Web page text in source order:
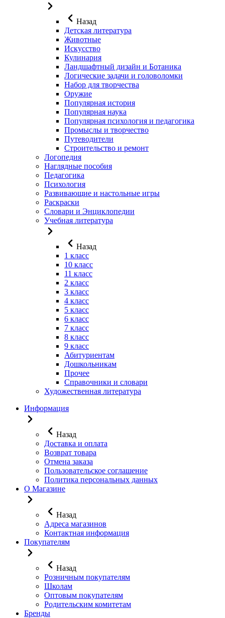
Назад
Детская литература
Животные
Искусство
Кулинария
Ландшафтный дизайн и Ботаника
Логические задачи и головоломки
Набор для творчества
Оружие
Популярная история
Популярная наука
Популярная психология и педагогика
Промыслы и творчество
Путеводители
Строительство и ремонт
Логопедия
Наглядные пособия
Педагогика
Психология
Развивающие и настольные игры
Раскраски
Словари и Энциклопедии
Учебная литература
Назад
1 класс
10 класс
11 класс
2 класс
3 класс
4 класс
5 класс
6 класс
7 класс
8 класс
9 класс
Абитуриентам
Дошкольникам
Прочее
Справочники и словари
Художественная литература
Информация
Назад
Доставка и оплата
Возврат товара
Отмена заказа
Пользовательское соглашение
Политика персональных данных
О Магазине
Назад
Адреса магазинов
Контактная информация
Покупателям
Назад
Розничным покупателям
Школам
Оптовым покупателям
Родительским комитетам
Бренды